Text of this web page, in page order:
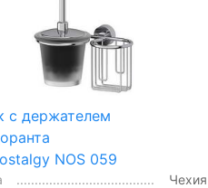
с держателем
NOS 059
Чехия